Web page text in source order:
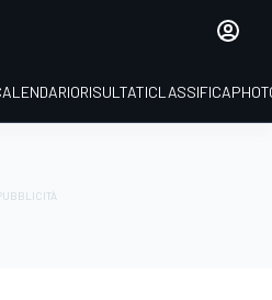
RISULTATICLASSIFICA